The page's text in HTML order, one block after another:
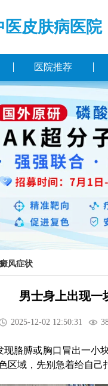
皮肤病医院
医院推荐
风症状
男士身上出现一
2025-12-02 12:50:31
胳膊或胸口冒出一小
区域，先别急着给自己